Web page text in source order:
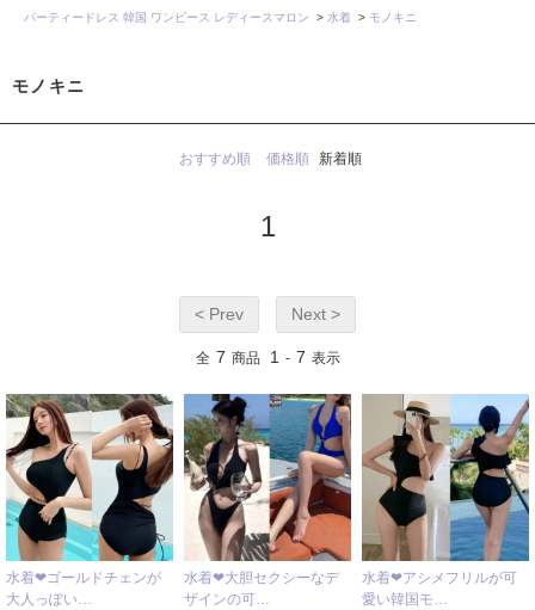
パーティードレス 韓国 ワンピース レディースマロン > 水着 > モノキニ
モノキニ
おすすめ順 価格順 新着順
1
< Prev Next >
全 7 商品 1 - 7 表示
水着❤ゴールドチェンが
大人っぽい…
水着❤大胆セクシーなデ
ザインの可…
水着❤アシメフリルが可
愛い韓国モ…